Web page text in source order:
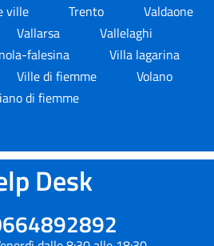
ville Trento
Valdaone
Vallarsa
Vallelaghi
falesina
Villa lagarina
Ville di fiemme
Volano
di fiemme
Desk